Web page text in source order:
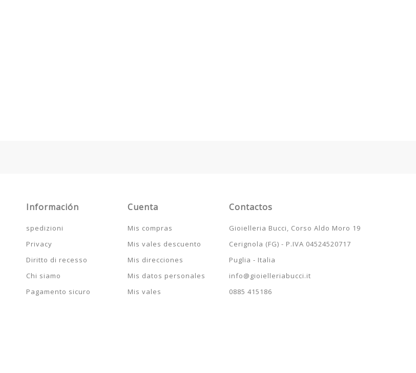
Información
spedizioni
Privacy
Diritto di recesso
Chi siamo
Pagamento sicuro
Cuenta
Mis compras
Mis vales descuento
Mis direcciones
Mis datos personales
Mis vales
Contactos
Gioielleria Bucci, Corso Aldo Moro 19
Cerignola (FG) - P.IVA 04524520717
Puglia - Italia
info@gioielleriabucci.it
0885 415186